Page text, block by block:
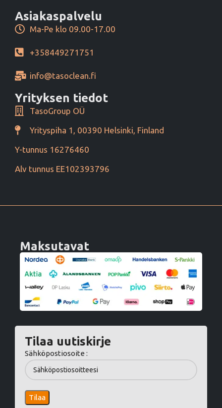
Asiakaspalvelu
Ma-Pe klo 09.00-17.00
+358449271751
info@tasoclean.fi
Yrityksen tiedot
TasoGroup OÜ
Yrityspiha 1, 00390 Helsinki, Finland
Y-tunnus 16276460
Alv tunnus EE102393796
Maksutavat
Tilaa uutiskirje
Sähköpostiosoite :